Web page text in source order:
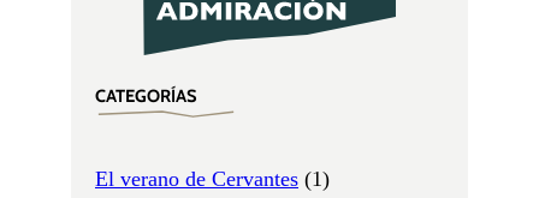
CATEGORÍAS
El verano de Cervantes (1)